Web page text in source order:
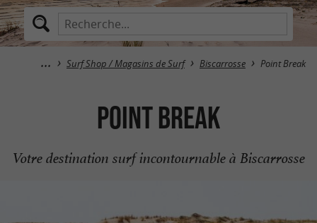
Surf Shop / Magasins de Surf Biscarrosse Point Break
Point Break
Votre destination surf incontournable à Biscarrosse